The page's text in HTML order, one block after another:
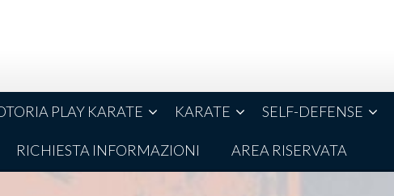
PLAY KARATE KARATE SELF-DEFENSE
RICHIESTA INFORMAZIONI AREA RISERVATA